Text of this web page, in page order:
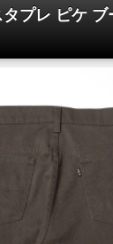
プレ ピケ ブ